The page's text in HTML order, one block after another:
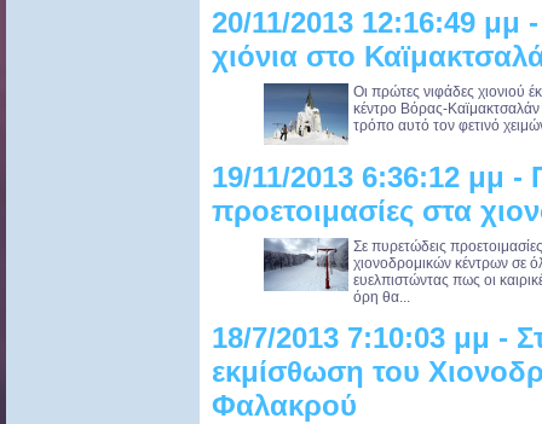
20/11/2013 12:16:49
χιόνια στο
Οι πρώτες νιφάδες χιονιού
κέντρο Βόρας-
τρόπο αυτό τον φετινό
19/11/2013 6:36:12 μμ -
προετοιμασίες στα
Σε πυρετώδεις
χιονοδρομικών κέντρων σε
ευελπιστώντας πως οι
όρη θα...
18/7/2013 7:10:03 μμ -
εκμίσθωση του
Φαλακρού